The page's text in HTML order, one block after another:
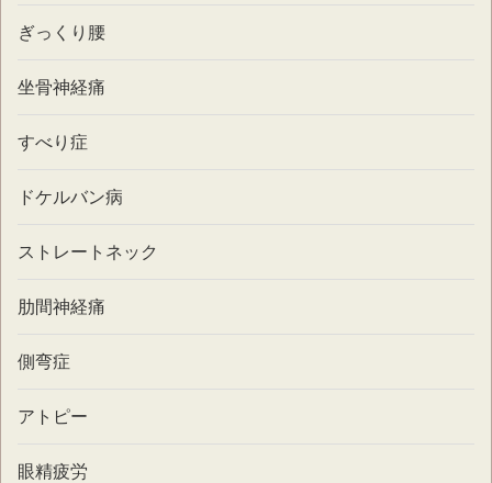
ぎっくり腰
坐骨神経痛
すべり症
ドケルバン病
ストレートネック
肋間神経痛
側弯症
アトピー
眼精疲労